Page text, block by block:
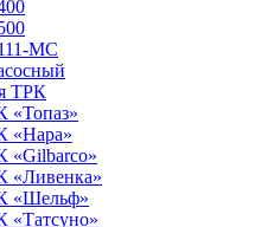
МС
ТРК
«Топаз»
«Нара»
«Gilbarco»
«Ливенка»
«Шельф»
«Татсуно»